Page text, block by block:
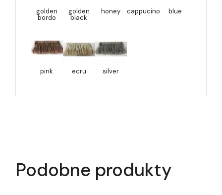
golden
bordo
golden
black
honey cappucino blue
pink ecru silver
Podobne produkty